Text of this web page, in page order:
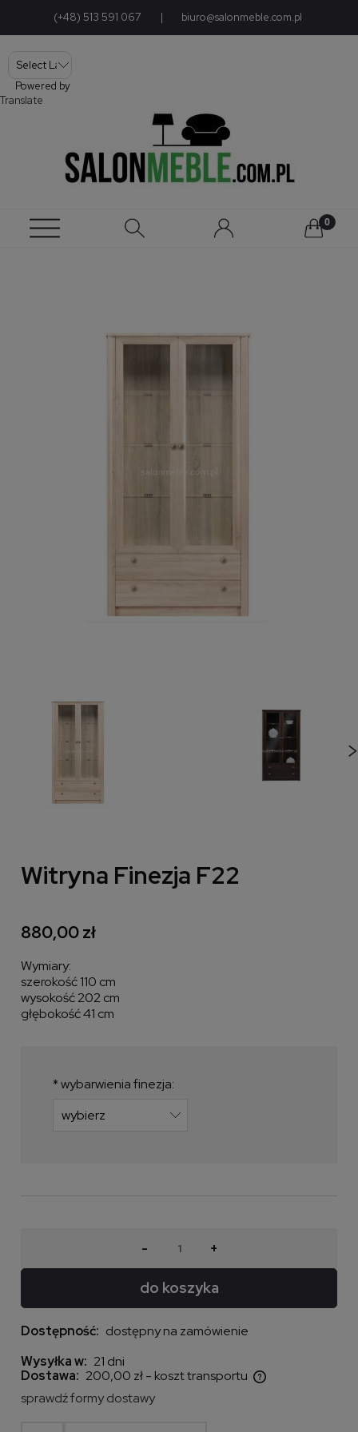
(+48) 513 591 067 | biuro@salonmeble.com.pl
Powered by
Translate
Witryna Finezja F22
880,00 zł
Wymiary:
szerokość 110 cm
wysokość 202 cm
głębokość 41 cm
*wybarwienia finezja:
- +
do koszyka
Dostępność: dostępny na zamówienie
Wysyłka w: 21 dni
Dostawa: 200,00 zł- koszt transportu
Cena nie zawiera ewentualnych kosztów płatności
sprawdź formy dostawy